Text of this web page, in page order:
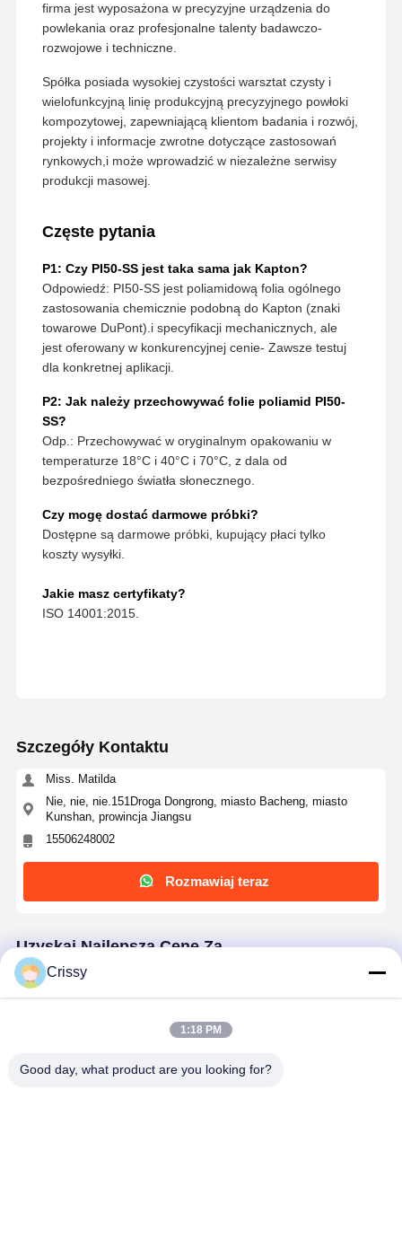
firma jest wyposażona w precyzyjne urządzenia do
powlekania oraz profesjonalne talenty badawczo-
rozwojowe i techniczne.
Spółka posiada wysokiej czystości warsztat czysty i
wielofunkcyjną linię produkcyjną precyzyjnego powłoki
kompozytowej, zapewniającą klientom badania i rozwój,
projekty i informacje zwrotne dotyczące zastosowań
rynkowych,i może wprowadzić w niezależne serwisy
produkcji masowej.
Częste pytania
P1: Czy PI50-SS jest taka sama jak Kapton?
Odpowiedź: PI50-SS jest poliamidową folia ogólnego
zastosowania chemicznie podobną do Kapton (znaki
towarowe DuPont).i specyfikacji mechanicznych, ale
jest oferowany w konkurencyjnej cenie- Zawsze testuj
dla konkretnej aplikacji.
P2: Jak należy przechowywać folie poliamid PI50-
SS?
Odp.: Przechowywać w oryginalnym opakowaniu w
temperaturze 18°C i 40°C i 70°C, z dala od
bezpośredniego światła słonecznego.
Czy mogę dostać darmowe próbki?
Dostępne są darmowe próbki, kupujący płaci tylko
koszty wysyłki.
Jakie masz certyfikaty?
ISO 14001:2015.
Szczegóły Kontaktu
Miss. Matilda
Nie, nie, nie.151Droga Dongrong, miasto Bacheng, miasto
Kunshan, prowincja Jiangsu
15506248002
Rozmawiaj teraz
Uzyskaj Najlepszą Cenę Za
Crissy
1:18 PM
Good day, what product are you looking for?